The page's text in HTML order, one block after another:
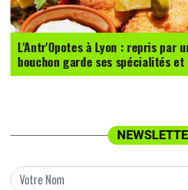
L'Antr'Opotes à Lyon : repris par
bouchon garde ses spécialités